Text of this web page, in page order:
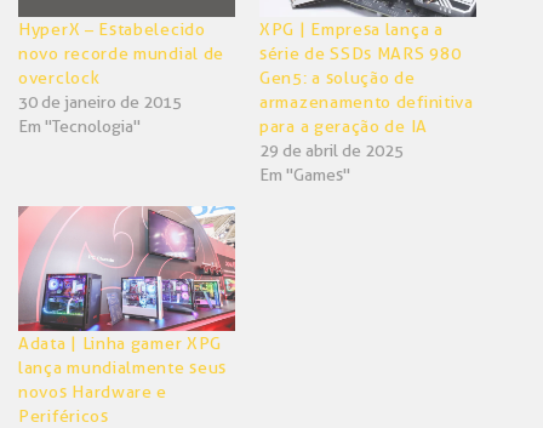
HyperX – Estabelecido
novo recorde mundial de
overclock
30 de janeiro de 2015
Em "Tecnologia"
XPG | Empresa lança a
série de SSDs MARS 980
Gen5: a solução de
armazenamento definitiva
para a geração de IA
29 de abril de 2025
Em "Games"
Adata | Linha gamer XPG
lança mundialmente seus
novos Hardware e
Periféricos